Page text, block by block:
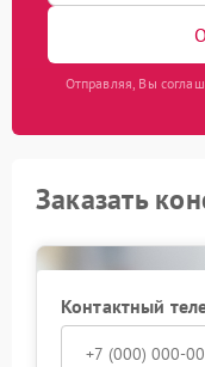
Отправляя, Вы
Заказать
Контактный